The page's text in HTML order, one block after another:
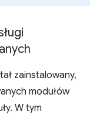
zainstalowany,
modułów
W tym